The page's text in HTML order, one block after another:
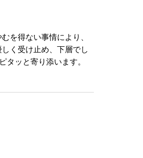
を得ない事情により、
く受け止め、下層でし
ッと寄り添います。